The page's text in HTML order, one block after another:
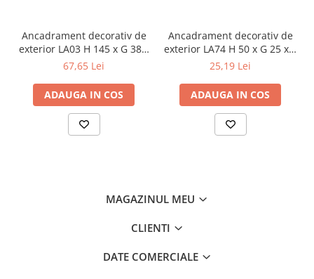
Ancadrament decorativ de
exterior LA03 H 145 x G 38 x
L 2000 mm
67,65 Lei
ADAUGA IN COS
Ancadrament decorativ de
exterior LA74 H 50 x G 25 x L
2000 mm
25,19 Lei
ADAUGA IN COS
MAGAZINUL MEU
CLIENTI
DATE COMERCIALE